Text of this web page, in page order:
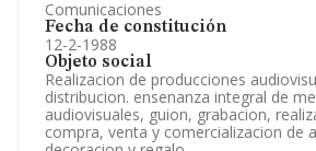
Comunicaciones
Fecha de constitución
12-2-1988
Objeto social
Realizacion de producciones
distribucion. ensenanza integral de
audiovisuales, guion, grabacion,
compra, venta y comercializacion de